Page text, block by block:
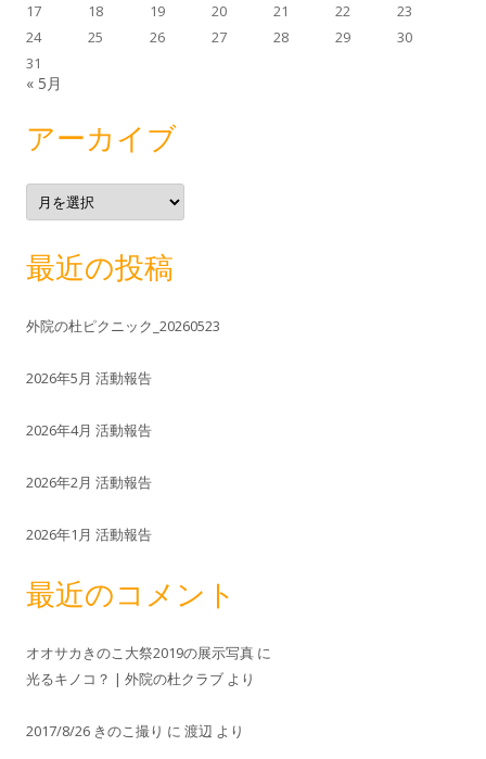
17
18 19 20 21 22
23
24
25 26 27 28 29
30
31
« 5月
アーカイブ
ア
ー
カ
ブ
最近の投稿
外院の杜ピクニック_20260523
2026年5月 活動報告
2026年4月 活動報告
2026年2月 活動報告
2026年1月 活動報告
最近のコメント
オオサカきのこ大祭2019の展示写真 に
光るキノコ？ | 外院の杜クラブ より
2017/8/26 きのこ撮り に 渡辺 より